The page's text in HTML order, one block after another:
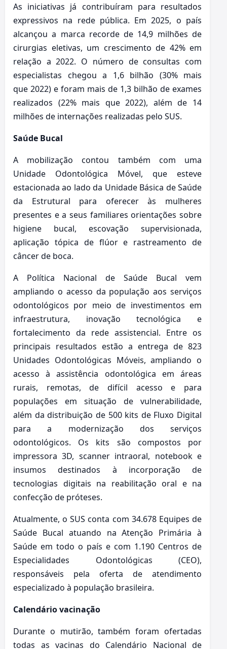
As iniciativas já contribuíram para resultados
expressivos na rede pública. Em 2025, o país
alcançou a marca recorde de 14,9 milhões de
cirurgias eletivas, um crescimento de 42% em
relação a 2022. O número de consultas com
especialistas chegou a 1,6 bilhão (30% mais
que 2022) e foram mais de 1,3 bilhão de exames
realizados (22% mais que 2022), além de 14
milhões de internações realizadas pelo SUS.
Saúde Bucal
A mobilização contou também com uma
Unidade Odontológica Móvel, que esteve
estacionada ao lado da Unidade Básica de Saúde
da Estrutural para oferecer às mulheres
presentes e a seus familiares orientações sobre
higiene bucal, escovação supervisionada,
aplicação tópica de flúor e rastreamento de
câncer de boca.
A Política Nacional de Saúde Bucal vem
ampliando o acesso da população aos serviços
odontológicos por meio de investimentos em
infraestrutura, inovação tecnológica e
fortalecimento da rede assistencial. Entre os
principais resultados estão a entrega de 823
Unidades Odontológicas Móveis, ampliando o
acesso à assistência odontológica em áreas
rurais, remotas, de difícil acesso e para
populações em situação de vulnerabilidade,
além da distribuição de 500 kits de Fluxo Digital
para a modernização dos serviços
odontológicos. Os kits são compostos por
impressora 3D, scanner intraoral, notebook e
insumos destinados à incorporação de
tecnologias digitais na reabilitação oral e na
confecção de próteses.
Atualmente, o SUS conta com 34.678 Equipes de
Saúde Bucal atuando na Atenção Primária à
Saúde em todo o país e com 1.190 Centros de
Especialidades Odontológicas (CEO),
responsáveis pela oferta de atendimento
especializado à população brasileira.
Calendário vacinação
Durante o mutirão, também foram ofertadas
todas as vacinas do Calendário Nacional de